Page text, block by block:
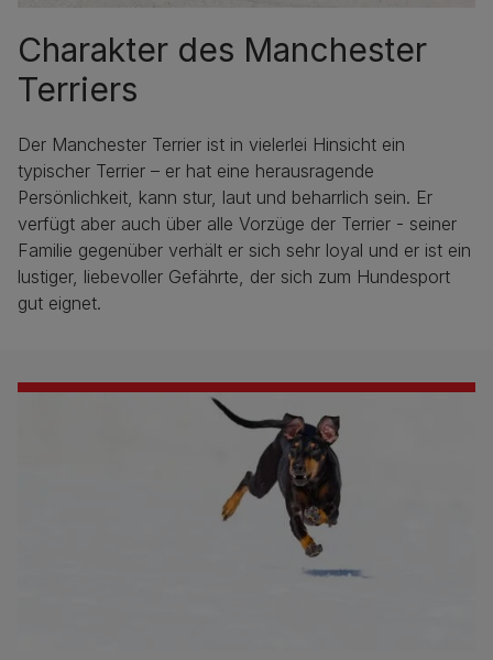
Charakter des Manchester
Terriers
Der Manchester Terrier ist in vielerlei Hinsicht ein
typischer Terrier – er hat eine herausragende
Persönlichkeit, kann stur, laut und beharrlich sein. Er
verfügt aber auch über alle Vorzüge der Terrier - seiner
Familie gegenüber verhält er sich sehr loyal und er ist ein
lustiger, liebevoller Gefährte, der sich zum Hundesport
gut eignet.